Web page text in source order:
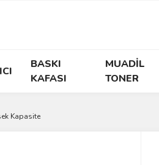
BASKI
KAFASI
MUADİL
TONER
Kapasite